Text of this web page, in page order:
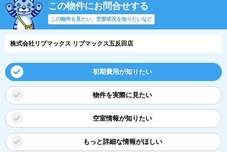
この物件にお問合せする
この物件を見たい、空室状況を知りたいなど
株式会社リブマックス リブマックス五反田店
初期費用が知りたい
物件を実際に見たい
空室情報が知りたい
もっと詳細な情報がほしい